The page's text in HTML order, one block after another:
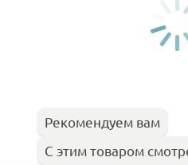
Рекомендуем вам
С этим товаром